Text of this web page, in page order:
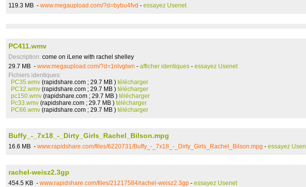
119.3 MB - www.megaupload.com/?d=bybu4fvd - essayez Usenet
PC411.wmv
Description: come on iLene with rachel shelley
29.7 MB - www.megaupload.com/?d=1nlvglwn - afficher identiques - essayez Usenet
Fichiers identiques:
PC35.wmv (rapidshare.com ; 29.7 MB ) télécharger
PC32.wmv (rapidshare.com ; 29.7 MB ) télécharger
pc150.wmv (rapidshare.com ; 29.7 MB ) télécharger
Pc33.wmv (rapidshare.com ; 29.7 MB ) télécharger
PC66.wmv (rapidshare.com ; 29.7 MB ) télécharger
Buffy_-_7x18_-_Dirty_Girls_Rachel_Bilson.mpg
16.6 MB - www.rapidshare.com/files/6220731/Buffy_-_7x18_-_Dirty_Girls_Rachel_Bilson.mpg - essayez
rachel-weisz2.3gp
454.5 KB - www.rapidshare.com/files/21217584/rachel-weisz2.3gp - essayez Usenet